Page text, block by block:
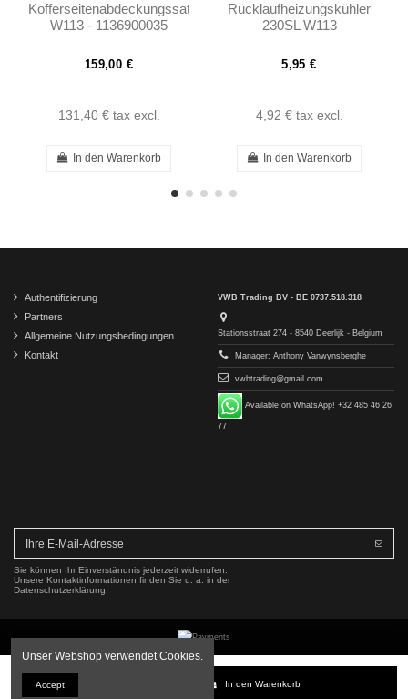
In den Warenkorb
Kofferseitenabdeckungssatz
W113 - 1136900035
159,00 €
131,40 € tax excl.
In den Warenkorb
Rücklaufheizungskühler
230SL W113
5,95 €
4,92 € tax excl.
In den Warenkorb
Authentifizierung
Partners
Allgemeine Nutzungsbedingungen
Kontakt
VWB Trading BV - BE 0737.518.318
Stationsstraat 274 - 8540 Deerlijk - Belgium
Manager: Anthony Vanwynsberghe
vwbtrading@gmail.com
Available on WhatsApp! +32 485 46 26
77
Sie können Ihr Einverständnis jederzeit widerrufen.
Unsere Kontaktinformationen finden Sie u. a. in der
Datenschutzerklärung.
Copyright © 2016-2026 VWB Trading BV. All rights reserved.
Die Firma VWB Trading ist nicht mit der Mercedes-Benz Group AG verbunden, von dieser autorisiert
Unser Webshop verwendet Cookies.
Accept